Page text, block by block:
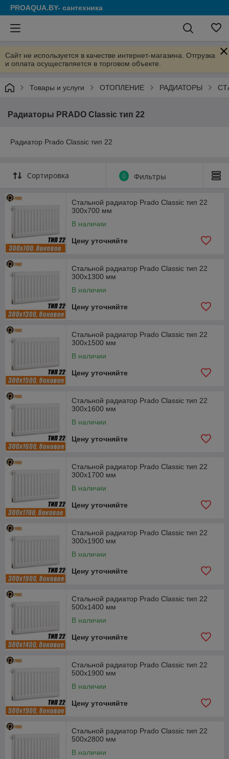
PROAQUA.BY- сантехника
Сайт не используется в качестве интернет-магазина. Отгрузка
и оплата осуществляется в торговом объекте.
Товары и услуги ОТОПЛЕНИЕ РАДИАТОРЫ
Радиаторы PRADO Classic тип 22
Радиатор Prado Classic тип 22
Сортировка 0 Фильтры
Стальной радиатор Prado Classic тип 22
300x700 мм
В наличии
Цену уточняйте
Стальной радиатор Prado Classic тип 22
300x1300 мм
В наличии
Цену уточняйте
Стальной радиатор Prado Classic тип 22
300x1500 мм
В наличии
Цену уточняйте
Стальной радиатор Prado Classic тип 22
300x1600 мм
В наличии
Цену уточняйте
Стальной радиатор Prado Classic тип 22
300x1700 мм
В наличии
Цену уточняйте
Стальной радиатор Prado Classic тип 22
300x1900 мм
В наличии
Цену уточняйте
Стальной радиатор Prado Classic тип 22
500x1400 мм
В наличии
Цену уточняйте
Стальной радиатор Prado Classic тип 22
500x1900 мм
В наличии
Цену уточняйте
Стальной радиатор Prado Classic тип 22
500x2800 мм
В наличии